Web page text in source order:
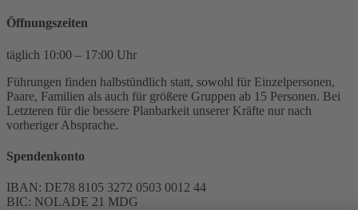
Öffnungszeiten
täglich 10:00 – 17:00 Uhr
Führungen finden halbstündlich statt, sowohl für Einzelpersonen,
Paare, Familien als auch für größere Gruppen ab 15 Personen. Bei
Letzteren für die bessere Planbarkeit unserer Kräfte nur nach
vorheriger Absprache.
Spendenkonto
IBAN: DE78 8105 3272 0503 0012 44
BIC: NOLADE 21 MDG